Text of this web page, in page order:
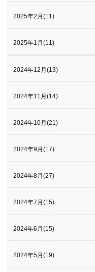
2025年2月(11)
2025年1月(11)
2024年12月(13)
2024年11月(14)
2024年10月(21)
2024年9月(17)
2024年8月(27)
2024年7月(15)
2024年6月(15)
2024年5月(19)